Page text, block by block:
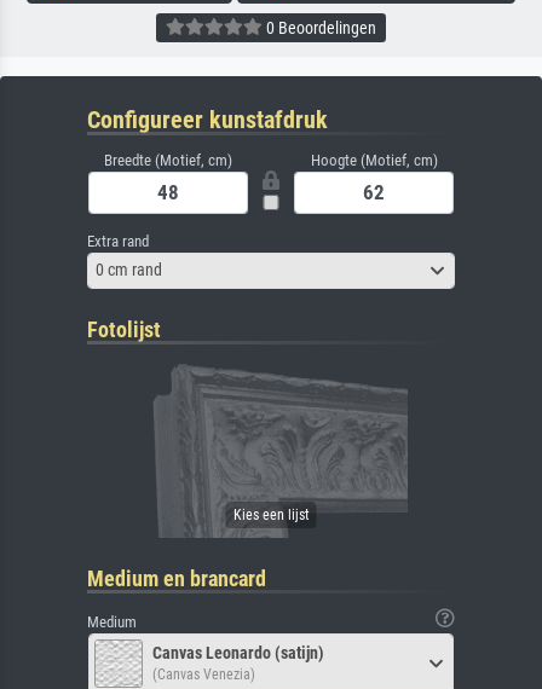
0 Beoordelingen
Configureer kunstafdruk
Breedte (Motief, cm) Hoogte (Motief, cm)
Extra rand
0 cm rand
Fotolijst
Medium en brancard
Medium
Canvas Leonardo (satijn)
(Canvas Venezia)